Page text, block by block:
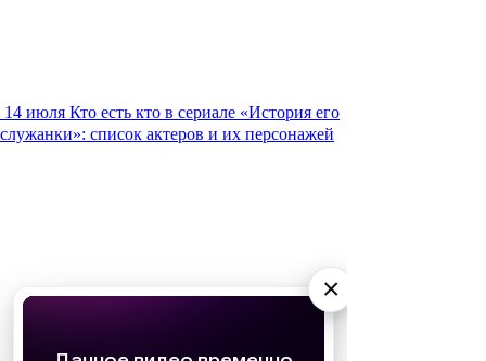
14 июля Кто есть кто в сериале «История его
служанки»: список актеров и их персонажей
×